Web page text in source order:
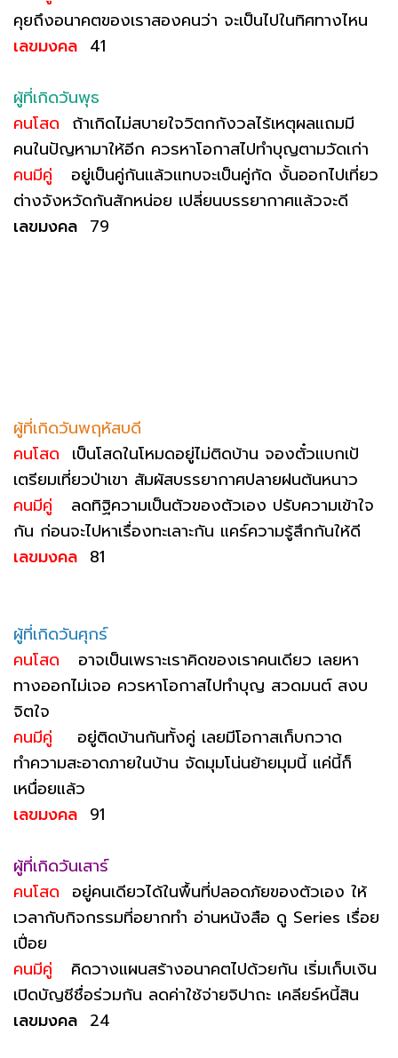
คุยถึงอนาคตของเราสองคนว่า จะเป็นไปในทิศทางไหน
เลขมงคล 41
ผู้ที่เกิดวันพุธ
คนโสด ถ้าเกิดไม่สบายใจวิตกกังวลไร้เหตุผลแถมมี
คนในปัญหามาให้อีก ควรหาโอกาสไปทำบุญตามวัดเก่า
คนมีคู่ อยู่เป็นคู่กันแล้วแทบจะเป็นคู่กัด งั้นออกไปเที่ยว
ต่างจังหวัดกันสักหน่อย เปลี่ยนบรรยากาศแล้วจะดี
เลขมงคล 79
ผู้ที่เกิดวันพฤหัสบดี
คนโสด เป็นโสดในโหมดอยู่ไม่ติดบ้าน จองตั๋วแบกเป้
เตรียมเที่ยวป่าเขา สัมผัสบรรยากาศปลายฝนต้นหนาว
คนมีคู่ ลดทิฐิความเป็นตัวของตัวเอง ปรับความเข้าใจ
กัน ก่อนจะไปหาเรื่องทะเลาะกัน แคร์ความรู้สึกกันให้ดี
เลขมงคล 81
ผู้ที่เกิดวันศุกร์
คนโสด อาจเป็นเพราะเราคิดของเราคนเดียว เลยหา
ทางออกไม่เจอ ควรหาโอกาสไปทำบุญ สวดมนต์ สงบ
จิตใจ
คนมีคู่
อยู่ติดบ้านกันทั้งคู่ เลยมีโอกาสเก็บกวาด
ทำความสะอาดภายในบ้าน จัดมุมโน่นย้ายมุมนี้ แค่นี้ก็
เหนื่อยแล้ว
เลขมงคล 91
ผู้ที่เกิดวันเสาร์
คนโสด อยู่คนเดียวได้ในพื้นที่ปลอดภัยของตัวเอง ให้
เวลากับกิจกรรมที่อยากทำ อ่านหนังสือ ดู Series เรื่อย
เปื่อย
คนมีคู่ คิดวางแผนสร้างอนาคตไปด้วยกัน เริ่มเก็บเงิน
เปิดบัญชีชื่อร่วมกัน ลดค่าใช้จ่ายจิปาถะ เคลียร์หนี้สิน
เลขมงคล 24